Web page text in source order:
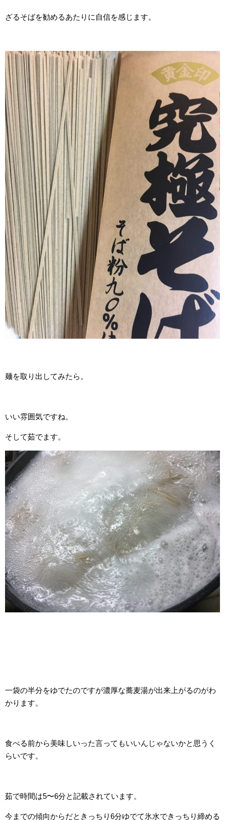
ざるそばを勧めるあたりに自信を感じます。
麺を取り出してみたら。
いい雰囲気ですね。
そして茹でます。
一袋の半分をゆでたのですが濃厚な蕎麦湯が出来上がるのがわ
かります。
食べる前から美味しいった言ってもいいんじゃないかと思うく
らいです。
茹で時間は5〜6分と記載されています。
今までの傾向からだときっちり6分ゆでて氷水できっちり締める